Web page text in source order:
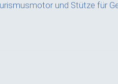
und Stütze für